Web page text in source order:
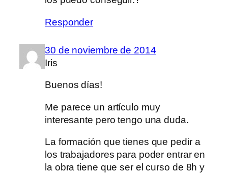
Responder
30 de noviembre de 2014
Iris
Buenos días!
Me parece un artículo muy
interesante pero tengo una duda.
La formación que tienes que pedir a
los trabajadores para poder entrar en
la obra tiene que ser el curso de 8h y